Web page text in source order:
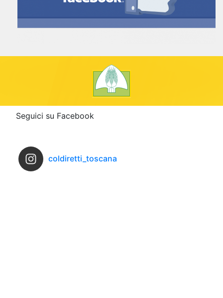
Seguici su Facebook
coldiretti_toscana